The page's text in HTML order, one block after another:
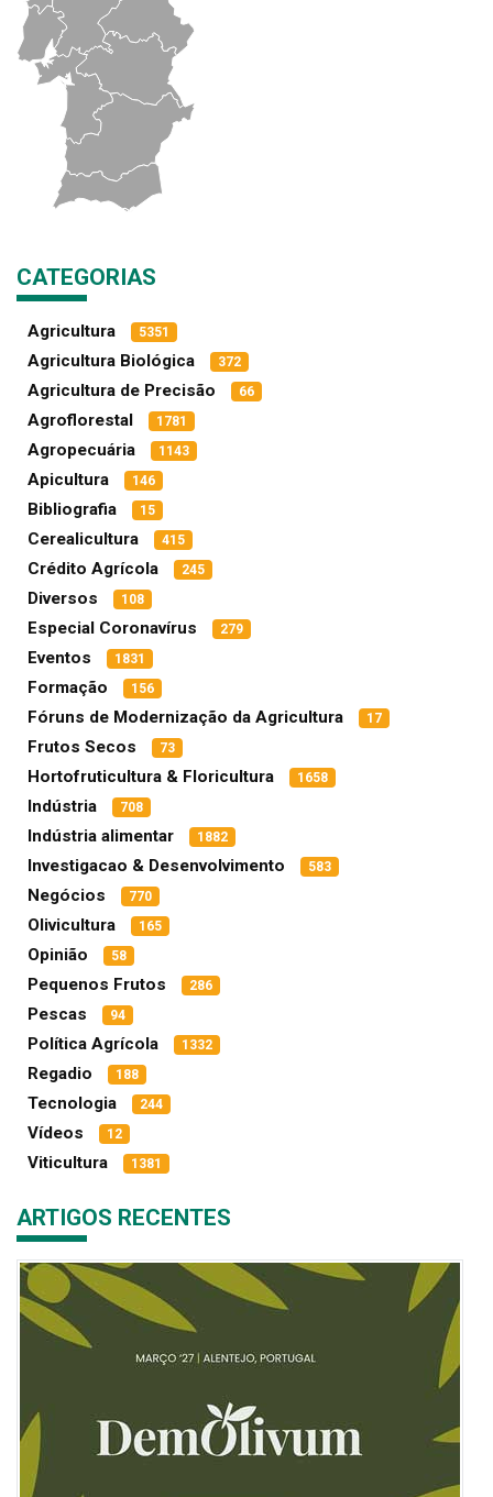
CATEGORIAS
Agricultura 5351
Agricultura Biológica 372
Agricultura de Precisão 66
Agroflorestal 1781
Agropecuária 1143
Apicultura 146
Bibliografia 15
Cerealicultura 415
Crédito Agrícola 245
Diversos 108
Especial Coronavírus 279
Eventos 1831
Formação 156
Fóruns de Modernização da Agricultura 17
Frutos Secos 73
Hortofruticultura & Floricultura 1658
Indústria 708
Indústria alimentar 1882
Investigacao & Desenvolvimento 583
Negócios 770
Olivicultura 165
Opinião 58
Pequenos Frutos 286
Pescas 94
Política Agrícola 1332
Regadio 188
Tecnologia 244
Vídeos 12
Viticultura 1381
ARTIGOS RECENTES